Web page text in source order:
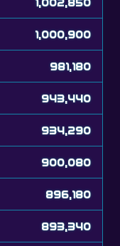
981,180
943,440
934,290
900,080
896,180
893,340
884,560